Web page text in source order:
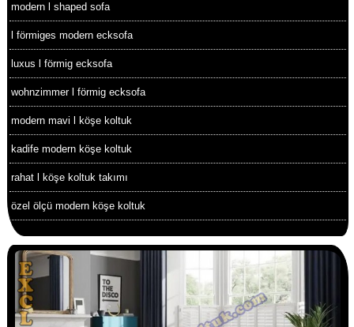
modern l shaped sofa
l förmiges modern ecksofa
luxus l förmig ecksofa
wohnzimmer l förmig ecksofa
modern mavi l köşe koltuk
kadife modern köşe koltuk
rahat l köşe koltuk takımı
özel ölçü modern köşe koltuk